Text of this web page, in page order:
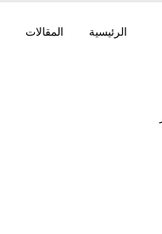
الرئيسية المقالات